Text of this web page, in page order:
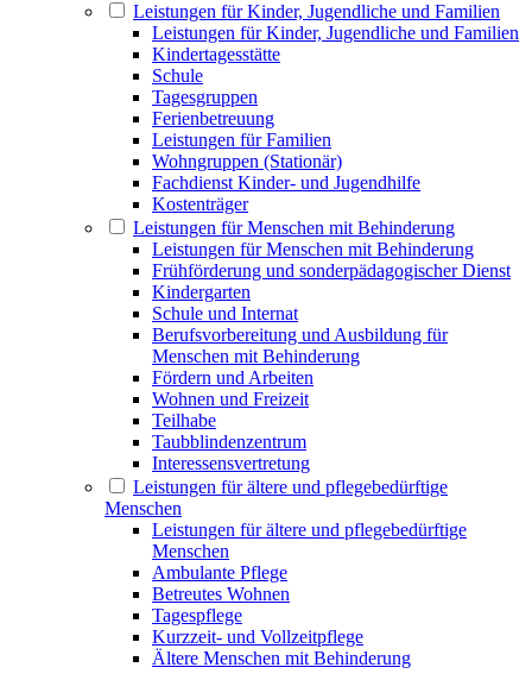
Leistungen für Kinder, Jugendliche und Familien
Leistungen für Kinder, Jugendliche und Familien
Kindertagesstätte
Schule
Tagesgruppen
Ferienbetreuung
Leistungen für Familien
Wohngruppen (Stationär)
Fachdienst Kinder- und Jugendhilfe
Kostenträger
Leistungen für Menschen mit Behinderung
Leistungen für Menschen mit Behinderung
Frühförderung und sonderpädagogischer Dienst
Kindergarten
Schule und Internat
Berufsvorbereitung und Ausbildung für
Menschen mit Behinderung
Fördern und Arbeiten
Wohnen und Freizeit
Teilhabe
Taubblindenzentrum
Interessensvertretung
Leistungen für ältere und pflegebedürftige
Menschen
Leistungen für ältere und pflegebedürftige
Menschen
Ambulante Pflege
Betreutes Wohnen
Tagespflege
Kurzzeit- und Vollzeitpflege
Ältere Menschen mit Behinderung